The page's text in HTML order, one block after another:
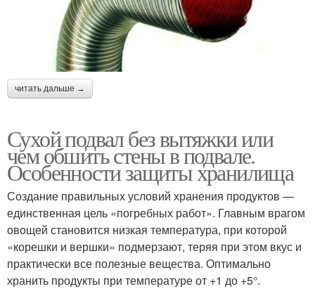
читать дальше →
Сухой подвал без вытяжки или
чем обшить стены в подвале.
Особенности защиты хранилища
Создание правильных условий хранения продуктов —
единственная цель «погребных работ». Главным врагом
овощей становится низкая температура, при которой
«корешки и вершки» подмерзают, теряя при этом вкус и
практически все полезные вещества. Оптимально
хранить продукты при температуре от +1 до +5°.